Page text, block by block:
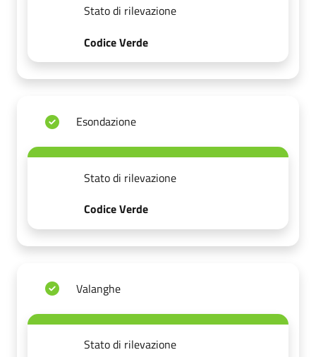
Stato di rilevazione
Codice Verde
Esondazione
Stato di rilevazione
Codice Verde
Valanghe
Stato di rilevazione